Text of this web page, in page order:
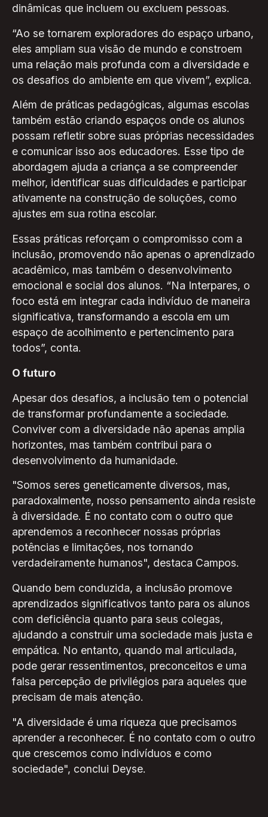
dinâmicas que incluem ou excluem pessoas.
“Ao se tornarem exploradores do espaço urbano,
eles ampliam sua visão de mundo e constroem
uma relação mais profunda com a diversidade e
os desafios do ambiente em que vivem”, explica.
Além de práticas pedagógicas, algumas escolas
também estão criando espaços onde os alunos
possam refletir sobre suas próprias necessidades
e comunicar isso aos educadores. Esse tipo de
abordagem ajuda a criança a se compreender
melhor, identificar suas dificuldades e participar
ativamente na construção de soluções, como
ajustes em sua rotina escolar.
Essas práticas reforçam o compromisso com a
inclusão, promovendo não apenas o aprendizado
acadêmico, mas também o desenvolvimento
emocional e social dos alunos. “Na Interpares, o
foco está em integrar cada indivíduo de maneira
significativa, transformando a escola em um
espaço de acolhimento e pertencimento para
todos”, conta.
O futuro
Apesar dos desafios, a inclusão tem o potencial
de transformar profundamente a sociedade.
Conviver com a diversidade não apenas amplia
horizontes, mas também contribui para o
desenvolvimento da humanidade.
"Somos seres geneticamente diversos, mas,
paradoxalmente, nosso pensamento ainda resiste
à diversidade. É no contato com o outro que
aprendemos a reconhecer nossas próprias
potências e limitações, nos tornando
verdadeiramente humanos", destaca Campos.
Quando bem conduzida, a inclusão promove
aprendizados significativos tanto para os alunos
com deficiência quanto para seus colegas,
ajudando a construir uma sociedade mais justa e
empática. No entanto, quando mal articulada,
pode gerar ressentimentos, preconceitos e uma
falsa percepção de privilégios para aqueles que
precisam de mais atenção.
"A diversidade é uma riqueza que precisamos
aprender a reconhecer. É no contato com o outro
que crescemos como indivíduos e como
sociedade", conclui Deyse.